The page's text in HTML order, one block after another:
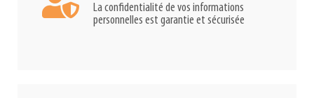
La confidentialité de vos informations
personnelles est garantie et sécurisée